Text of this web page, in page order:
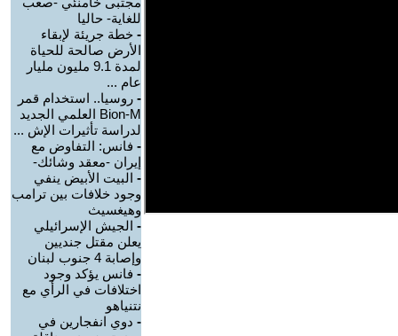
للغاية- حاليا
- خطة جريئة لإبقاء
الأرض صالحة للحياة
لمدة 9.1 مليون مليار
عام ...
- روسيا.. استخدام قمر
Bion-M العلمي الجديد
لدراسة تأثيرات الإش ...
- فانس: التفاوض مع
إيران -معقد وشائك-
- البيت الأبيض ينفي
وجود خلافات بين ترامب
وهيغسيث
- الجيش الإسرائيلي
يعلن مقتل جنديين
وإصابة 4 جنوب لبنان
- فانس يؤكد وجود
اختلافات في الرأي مع
نتنياهو
- دوي انفجارين في